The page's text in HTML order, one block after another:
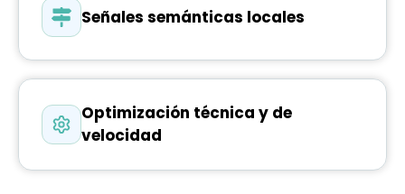
Señales semánticas locales
Optimización técnica y de
velocidad